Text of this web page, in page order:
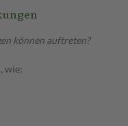
können auftreten?
wie: